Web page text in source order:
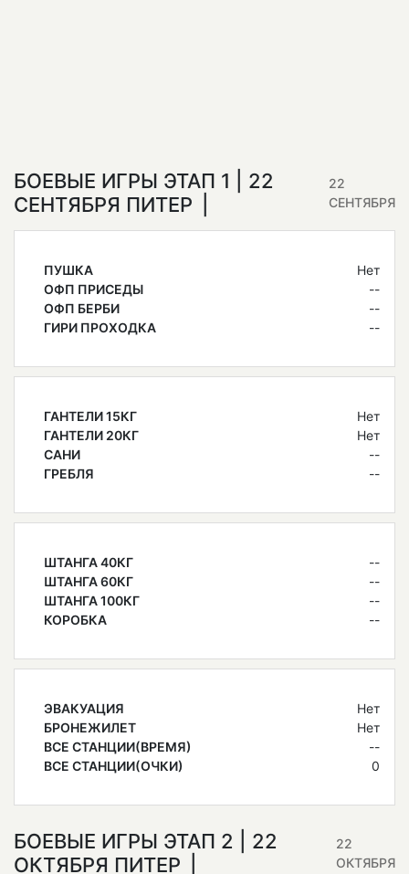
БОЕВЫЕ ИГРЫ ЭТАП 1 | 22
СЕНТЯБРЯ ПИТЕР
22
СЕНТЯБРЯ
ПУШКА
Нет
ОФП ПРИСЕДЫ
--
ОФП БЕРБИ
--
ГИРИ ПРОХОДКА
--
ГАНТЕЛИ 15КГ
Нет
ГАНТЕЛИ 20КГ
Нет
САНИ
--
ГРЕБЛЯ
--
ШТАНГА 40КГ
--
ШТАНГА 60КГ
--
ШТАНГА 100КГ
--
КОРОБКА
--
ЭВАКУАЦИЯ
Нет
БРОНЕЖИЛЕТ
Нет
ВСЕ СТАНЦИИ(ВРЕМЯ)
--
ВСЕ СТАНЦИИ(ОЧКИ)
0
БОЕВЫЕ ИГРЫ ЭТАП 2 | 22
ОКТЯБРЯ ПИТЕР
22
ОКТЯБРЯ